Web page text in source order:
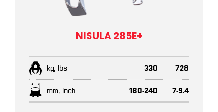
NISULA 285E+
kg, lbs 330 728
mm, inch 180-240 7-9.4